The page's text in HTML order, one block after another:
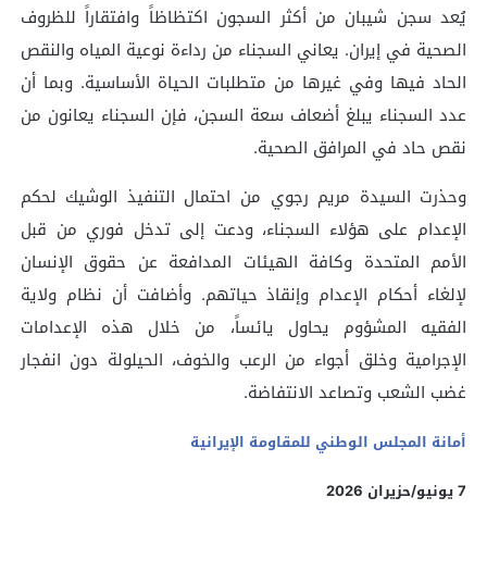
يُعد سجن شيبان من أكثر السجون اكتظاظاً وافتقاراً للظروف
الصحية في إيران. يعاني السجناء من رداءة نوعية المياه والنقص
الحاد فيها وفي غيرها من متطلبات الحياة الأساسية. وبما أن
عدد السجناء يبلغ أضعاف سعة السجن، فإن السجناء يعانون من
نقص حاد في المرافق الصحية.
وحذرت السيدة مريم رجوي من احتمال التنفيذ الوشيك لحكم
الإعدام على هؤلاء السجناء، ودعت إلى تدخل فوري من قبل
الأمم المتحدة وكافة الهيئات المدافعة عن حقوق الإنسان
لإلغاء أحكام الإعدام وإنقاذ حياتهم. وأضافت أن نظام ولاية
الفقيه المشؤوم يحاول يائساً، من خلال هذه الإعدامات
الإجرامية وخلق أجواء من الرعب والخوف، الحيلولة دون انفجار
غضب الشعب وتصاعد الانتفاضة.
أمانة المجلس الوطني للمقاومة الإيرانية
7 يونيو/حزيران 2026